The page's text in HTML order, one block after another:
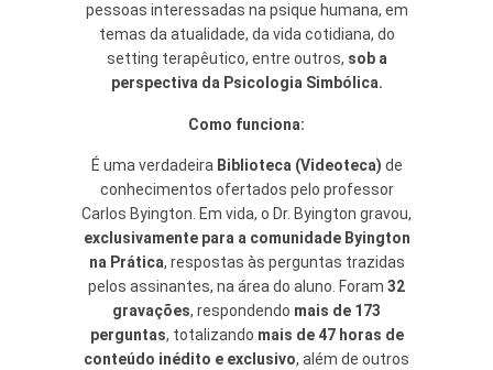
pessoas interessadas na psique humana, em
temas da atualidade, da vida cotidiana, do
setting terapêutico, entre outros, sob a
perspectiva da Psicologia Simbólica.
Como funciona:
É uma verdadeira Biblioteca (Videoteca) de
conhecimentos ofertados pelo professor
Carlos Byington. Em vida, o Dr. Byington gravou,
exclusivamente para a comunidade Byington
na Prática, respostas às perguntas trazidas
pelos assinantes, na área do aluno. Foram 32
gravações, respondendo mais de 173
perguntas, totalizando mais de 47 horas de
conteúdo inédito e exclusivo, além de outros